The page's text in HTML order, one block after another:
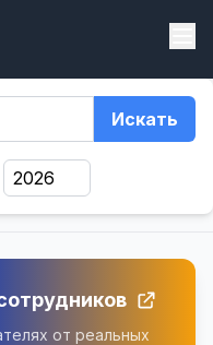
Искать
от реальных